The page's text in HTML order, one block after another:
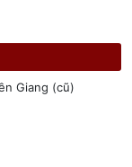
Giang (cũ)